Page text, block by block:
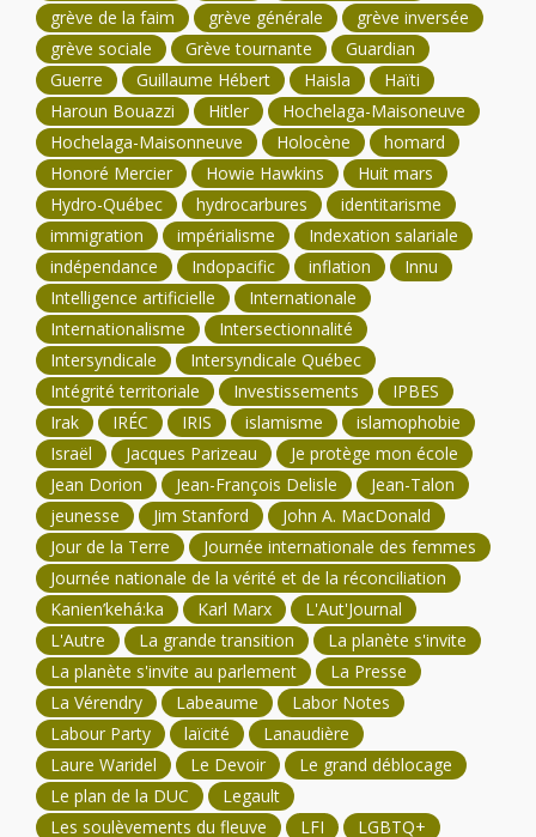
grève de la faim
grève générale
grève inversée
grève sociale
Grève tournante
Guardian
Guerre
Guillaume Hébert Haisla
Haïti
Haroun Bouazzi
Hitler
Hochelaga-Maisoneuve
Hochelaga-Maisonneuve
Holocène
homard
Honoré Mercier
Howie Hawkins
Huit mars
Hydro-Québec
hydrocarbures
identitarisme
immigration
impérialisme
Indexation salariale
indépendance
Indopacific inflation
Innu
Intelligence artificielle
Internationale
Internationalisme
Intersectionnalité
Intersyndicale
Intersyndicale Québec
Intégrité territoriale
Investissements
IPBES
Irak
IRÉC IRIS islamisme
islamophobie
Israël
Jacques Parizeau
Je protège mon école
Jean Dorion
Jean-François Delisle
Jean-Talon
jeunesse
Jim Stanford
John A. MacDonald
Jour de la Terre
Journée internationale des femmes
Journée nationale de la vérité et de la réconciliation
Kanien’kehá:ka
Karl Marx
L'Aut'Journal
L'Autre
La grande transition
La planète s'invite
La planète s'invite au parlement
La Presse
La Vérendry
Labeaume
Labor Notes
Labour Party
laïcité
Lanaudière
Laure Waridel
Le Devoir
Le grand déblocage
Le plan de la DUC
Legault
Les soulèvements du fleuve
LFI LGBTQ+